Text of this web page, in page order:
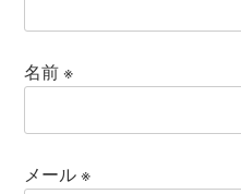
名前※
メール※